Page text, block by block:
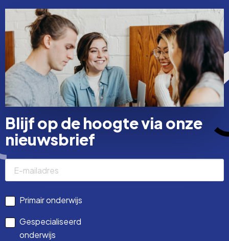
Blijf op de hoogte via onze
nieuwsbrief
Primair onderwijs
Gespecialiseerd
onderwijs